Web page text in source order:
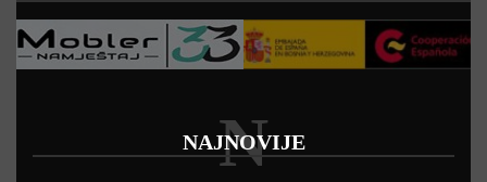
NAJNOVIJE
N